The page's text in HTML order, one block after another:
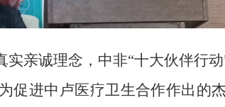
亲诚理念，中非“十大伙伴行
促进中卢医疗卫生合作作出的